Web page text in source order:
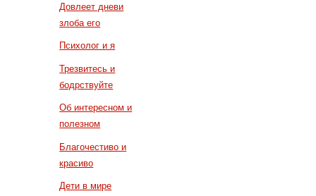
Довлеет дневи
злоба его
Психолог и я
Трезвитесь и
бодрствуйте
Об интересном и
полезном
Благочестиво и
красиво
Дети в мире